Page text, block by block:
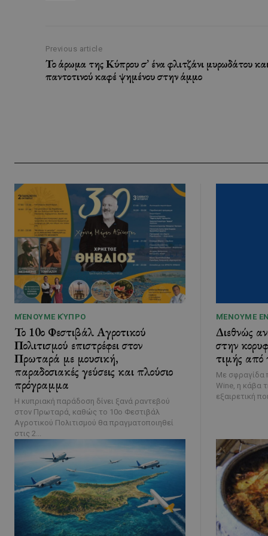
Previous article
Το άρωμα της Κύπρου σ’ ένα φλιτζάνι μυρωδάτου
παντοτινού καφέ ψημένου στην άμμο
ΜΈΝΟΥΜΕ ΚΎΠΡΟ
Το 10ο Φεστιβάλ Αγροτικού
Πολιτισμού επιστρέφει στον
Πρωταρά με μουσική,
παραδοσιακές γεύσεις και πλούσιο
πρόγραμμα
Η κυπριακή παράδοση δίνει ξανά ραντεβού
στον Πρωταρά, καθώς το 10ο Φεστιβάλ
Αγροτικού Πολιτισμού θα πραγματοποιηθεί
στις 2...
ΜΈΝΟΥΜΕ
Διεθνώς
στην
τιμής
Με σφραγίδα
Wine, η κάβα
εξαιρετική